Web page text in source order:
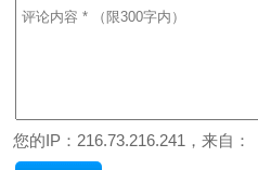
您的IP：216.73.216.241，来自：